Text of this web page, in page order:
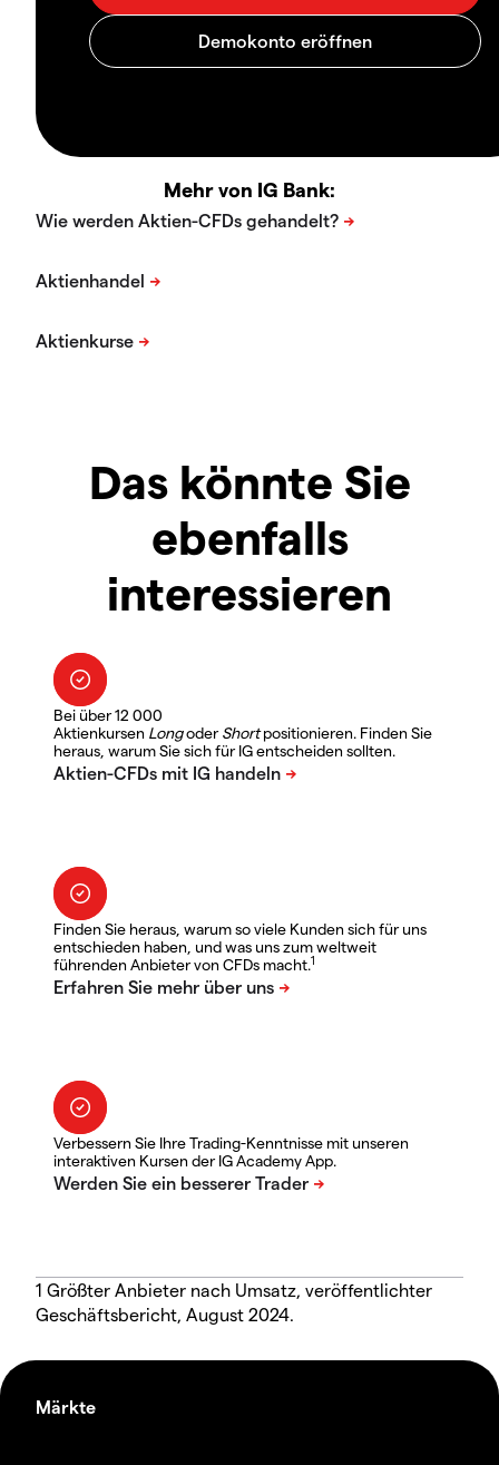
Mehr von IG Bank:
Das könnte Sie
ebenfalls
interessieren
Bei über 12 000
Aktienkursen LongoderShortpositionieren. Finden Sie
heraus, warum Sie sich für IG entscheiden sollten.
Finden Sie heraus, warum so viele Kunden sich für uns
entschieden haben, und was uns zum weltweit
führenden Anbieter von CFDs macht.1
Verbessern Sie Ihre Trading-Kenntnisse mit unseren
interaktiven Kursen der IG Academy App.
1 Größter Anbieter nach Umsatz, veröffentlichter
Geschäftsbericht, August 2024.
Märkte